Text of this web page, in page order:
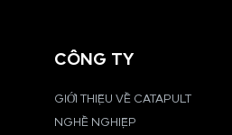
CÔNG TY
GIỚI THIỆU VỀ CATAPULT
NGHỀ NGHIỆP